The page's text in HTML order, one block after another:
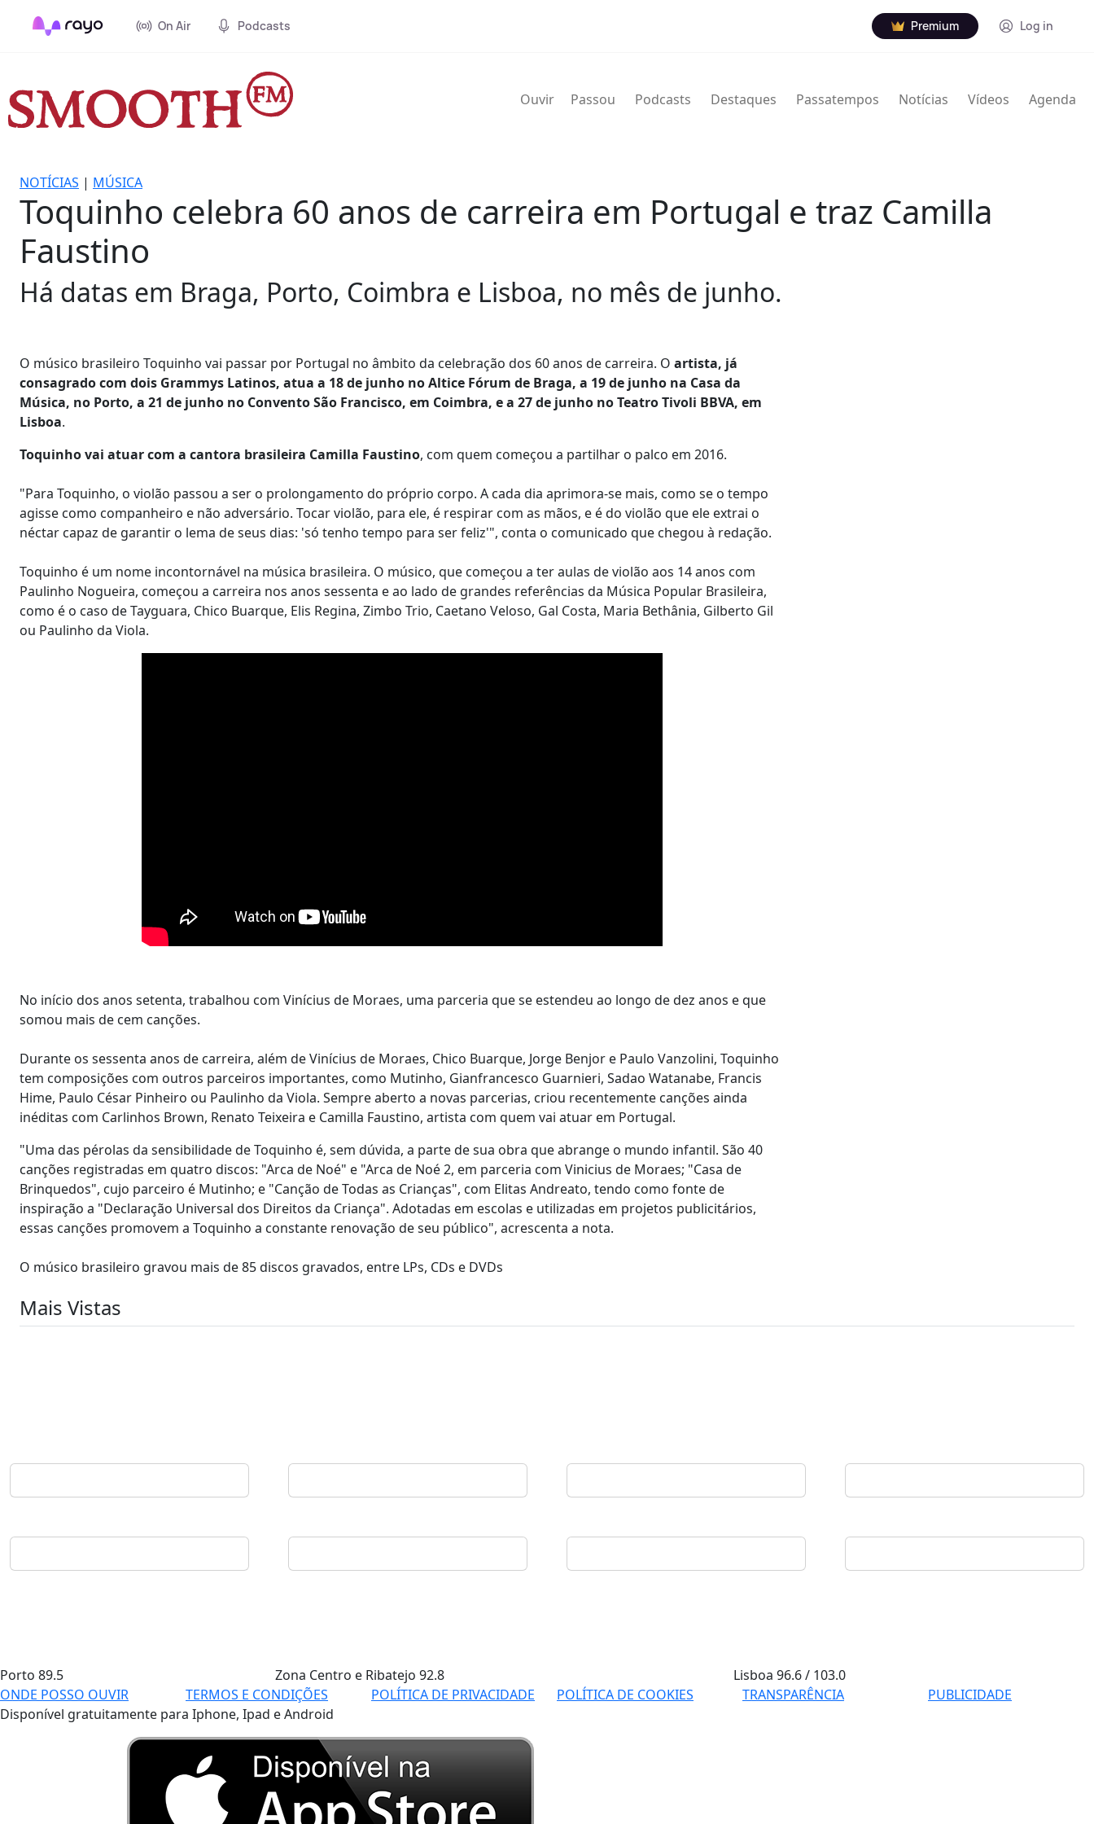
On Air Podcasts Premium Log in
Ouvir Passou Podcasts Destaques Passatempos Notícias Vídeos Agenda
NOTÍCIAS | MÚSICA
Toquinho celebra 60 anos de carreira em Portugal e traz Camilla
Faustino
Há datas em Braga, Porto, Coimbra e Lisboa, no mês de junho.
O músico brasileiro Toquinho vai passar por Portugal no âmbito da celebração dos 60 anos de carreira. O artista, já
consagrado com dois Grammys Latinos, atua a 18 de junho no Altice Fórum de Braga, a 19 de junho na Casa da
Música, no Porto, a 21 de junho no Convento São Francisco, em Coimbra, e a 27 de junho no Teatro Tivoli BBVA, em
Lisboa.
Toquinho vai atuar com a cantora brasileira Camilla Faustino, com quem começou a partilhar o palco em 2016.
"Para Toquinho, o violão passou a ser o prolongamento do próprio corpo. A cada dia aprimora-se mais, como se o tempo
agisse como companheiro e não adversário. Tocar violão, para ele, é respirar com as mãos, e é do violão que ele extrai o
néctar capaz de garantir o lema de seus dias: 'só tenho tempo para ser feliz'", conta o comunicado que chegou à redação.
Toquinho é um nome incontornável na música brasileira. O músico, que começou a ter aulas de violão aos 14 anos com
Paulinho Nogueira, começou a carreira nos anos sessenta e ao lado de grandes referências da Música Popular Brasileira,
como é o caso de Tayguara, Chico Buarque, Elis Regina, Zimbo Trio, Caetano Veloso, Gal Costa, Maria Bethânia, Gilberto Gil
ou Paulinho da Viola.
No início dos anos setenta, trabalhou com Vinícius de Moraes, uma parceria que se estendeu ao longo de dez anos e que
somou mais de cem canções.
Durante os sessenta anos de carreira, além de Vinícius de Moraes, Chico Buarque, Jorge Benjor e Paulo Vanzolini, Toquinho
tem composições com outros parceiros importantes, como Mutinho, Gianfrancesco Guarnieri, Sadao Watanabe, Francis
Hime, Paulo César Pinheiro ou Paulinho da Viola. Sempre aberto a novas parcerias, criou recentemente canções ainda
inéditas com Carlinhos Brown, Renato Teixeira e Camilla Faustino, artista com quem vai atuar em Portugal.
"Uma das pérolas da sensibilidade de Toquinho é, sem dúvida, a parte de sua obra que abrange o mundo infantil. São 40
canções registradas em quatro discos: "Arca de Noé" e "Arca de Noé 2, em parceria com Vinicius de Moraes; "Casa de
Brinquedos", cujo parceiro é Mutinho; e "Canção de Todas as Crianças", com Elitas Andreato, tendo como fonte de
inspiração a "Declaração Universal dos Direitos da Criança". Adotadas em escolas e utilizadas em projetos publicitários,
essas canções promovem a Toquinho a constante renovação de seu público", acrescenta a nota.
O músico brasileiro gravou mais de 85 discos gravados, entre LPs, CDs e DVDs
Mais Vistas
Porto 89.5 Zona Centro e Ribatejo 92.8 Lisboa96.6 / 103.0
ONDE POSSO OUVIR
TERMOS E CONDIÇÕES POLÍTICA DE PRIVACIDADE POLÍTICA DE COOKIES TRANSPARÊNCIA
PUBLICIDADE
Disponível gratuitamente para Iphone, Ipad e Android